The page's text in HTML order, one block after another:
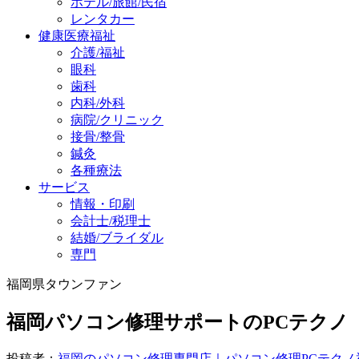
レンタカー
健康医療福祉
介護/福祉
眼科
歯科
内科/外科
病院/クリニック
接骨/整骨
鍼灸
各種療法
サービス
情報・印刷
会計士/税理士
結婚/ブライダル
専門
福岡県タウンファン
福岡パソコン修理サポートのPCテクノ